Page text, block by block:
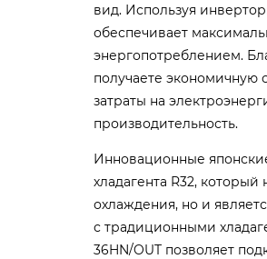
вид. Используя
обеспечивает
энергопотреблением.
получаете экономичную
затраты на
производительность.
Инновационные
хладагента R32,
охлаждения, но и
с традиционными
36HN/OUT позволяет